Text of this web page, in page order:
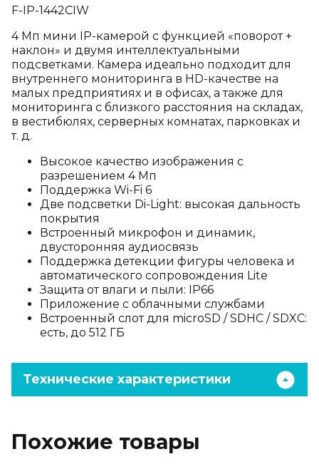
F-IP-1442CIW
4 Мп мини IP-камерой с функцией «поворот +
наклон» и двумя интеллектуальными
подсветками. Камера идеально подходит для
внутреннего мониторинга в HD-качестве на
малых предприятиях и в офисах, а также для
мониторинга с близкого расстояния на складах,
в вестибюлях, серверных комнатах, парковках и
т. д.
Высокое качество изображения с
разрешением 4 Мп
Поддержка Wi-Fi 6
Две подсветки Di-Light: высокая дальность
покрытия
Встроенный микрофон и динамик,
двусторонняя аудиосвязь
Поддержка детекции фигуры человека и
автоматического сопровождения Lite
Защита от влаги и пыли: IP66
Приложение с облачными службами
Встроенный слот для microSD / SDHC / SDXC:
есть, до 512 ГБ
Технические характеристики
Похожие товары